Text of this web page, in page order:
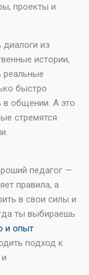
проекты и
диалоги из
истории,
реальные
быстро
в общении. А это
стремятся
педагог —
правила, а
в свои силы и
ты выбираешь
и опыт
подход к